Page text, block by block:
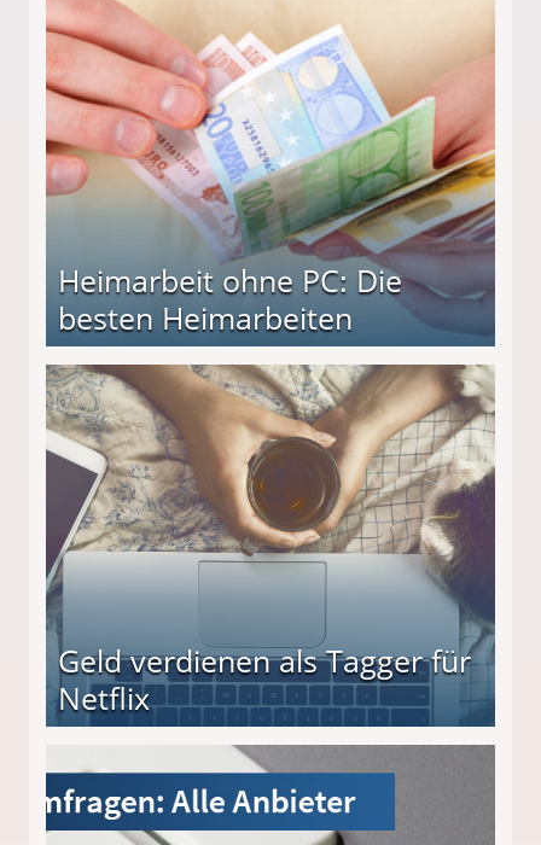
Heimarbeit ohne PC: Die
besten Heimarbeiten
Geld verdienen als Tagger für
Netflix